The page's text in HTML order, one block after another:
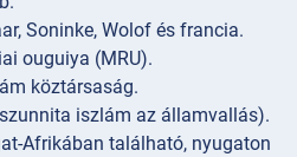
Soninke, Wolof és francia.
ouguiya (MRU).
köztársaság.
iszlám az államvallás).
Afrikában található, nyugaton